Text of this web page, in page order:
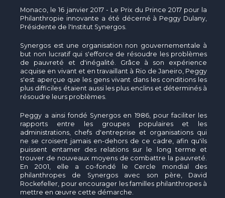
Monaco, le 16 janvier 2017 - Le Prix du Prince 2017 pour la
Philanthropie innovante a été décerné à Peggy Dulany,
Présidente de l'Institut Synergos.
Synergos est une organisation non gouvernementale à
but non lucratif qui s'efforce de résoudre les problèmes
de pauvreté et d'inégalité. Grâce à son expérience
acquise en vivant et en travaillant à Rio de Janeiro, Peggy
s'est aperçue que les gens vivant dans les conditions les
plus difficiles étaient aussi les plus enclins et déterminés à
résoudre leurs problèmes.
Peggy a ainsi fondé Synergos en 1986, pour faciliter les
rapports entre les groupes populaires et les
administrations, chefs d'entreprise et organisations qui
ne se croisent jamais en-dehors de ce cadre, afin qu'ils
puissent entamer des relations sur le long terme et
trouver de nouveaux moyens de combattre la pauvreté.
En 2001, elle a co-fondé le Cercle mondial des
philanthropes de Synergos avec son père, David
Rockefeller, pour encourager les familles philanthropes à
mettre en œuvre cette démarche.